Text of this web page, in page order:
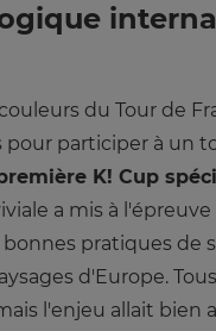
du Tour de
participer à un
K! Cup
a mis à l'épreuve
pratiques de
d'Europe.
l'enjeu allait bien